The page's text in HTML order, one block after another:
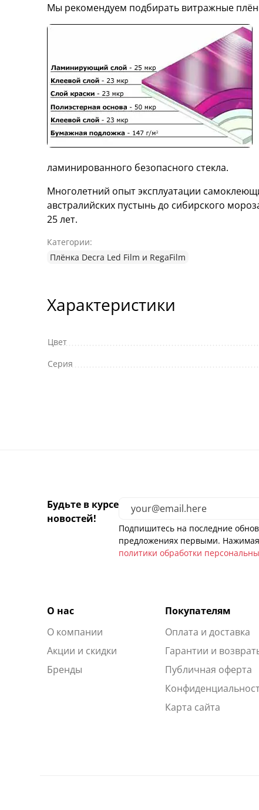
Мы рекомендуем подбирать витражные
ламинированного безопасного стекла.
Многолетний опыт эксплуатации
австралийских пустынь до сибирского
25 лет.
Категории:
Плёнка Decra Led Film и RegaFilm
Характеристики
Цвет
Серия
Будьте в курсе
новостей!
Подпишитесь на последние
предложениях первыми.
политики обработки
О нас
О компании
Акции и скидки
Бренды
Покупателям
Оплата и доставка
Гарантии и
Публичная оферта
Карта сайта